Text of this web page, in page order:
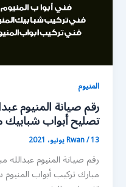
المنيوم
تصليح أبواب شبابيك
Rwan/13 يونيو، 2021
رقم صيانة المنيوم عبدالله
مبارك تركيب أبواب